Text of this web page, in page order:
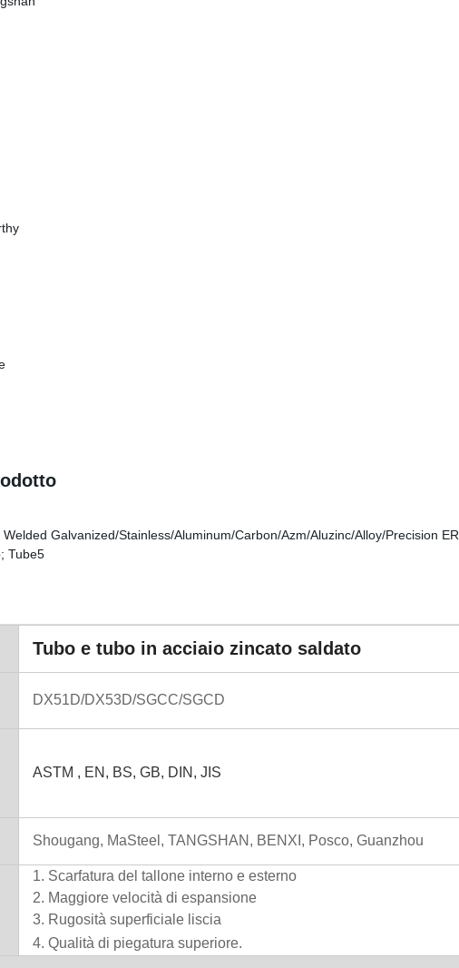
Tubo e tubo in acciaio zincato saldato
DX51D/DX53D/SGCC/SGCD
ASTM , EN, BS, GB, DIN, JIS
Shougang, MaSteel, TANGSHAN, BENXI, Posco, Guanzhou
1. Scarfatura del tallone interno e esterno
2. Maggiore velocità di espansione
3. Rugosità superficiale liscia
4. Qualità di piegatura superiore.